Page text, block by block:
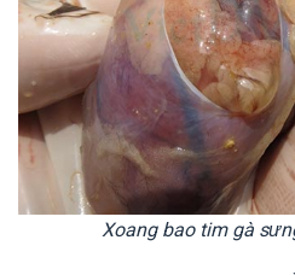
Xoang bao tim gà